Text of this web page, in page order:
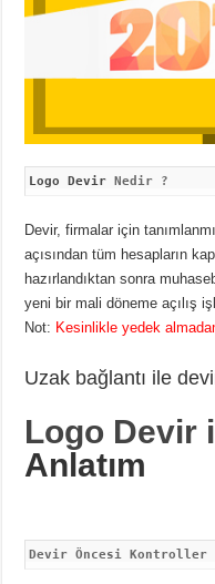
Logo Devir Nedir ?
Devir, firmalar için
açısından tüm hesapların
hazırlandıktan sonra
yeni bir mali döneme açılış
Not: Kesinlikle yedek
Uzak bağlantı ile
Logo Devir
Anlatım
Devir Öncesi Kontroller